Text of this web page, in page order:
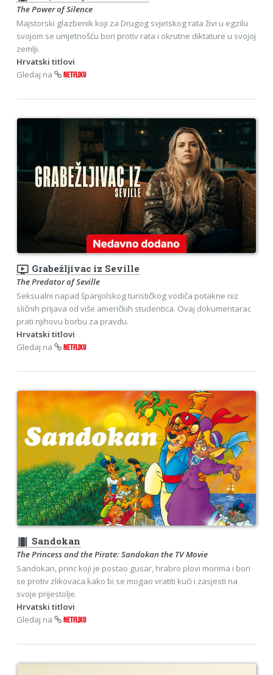
The Power of Silence
Majstorski glazbenik koji za Drugog svjetskog rata živi u egzilu
svojom se umjetnošću bori protiv rata i okrutne diktature u svojoj
zemlji.
Hrvatski titlovi
Gledaj na
NETFLIXU
ondemand_video Grabežljivac iz Seville
The Predator of Seville
Seksualni napad španjolskog turističkog vodiča potakne niz
sličnih prijava od više američkih studentica. Ovaj dokumentarac
prati njihovu borbu za pravdu.
Hrvatski titlovi
Gledaj na
NETFLIXU
theaters Sandokan
The Princess and the Pirate: Sandokan the TV Movie
Sandokan, princ koji je postao gusar, hrabro plovi morima i bori
se protiv zlikovaca kako bi se mogao vratiti kući i zasjesti na
svoje prijestolje.
Hrvatski titlovi
Gledaj na
NETFLIXU